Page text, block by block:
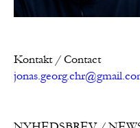
Kontakt / Contact